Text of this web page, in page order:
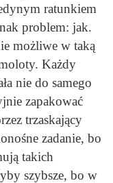
ratunkiem
problem: jak.
możliwe w taką
Każdy
nie do samego
zapakować
trzaskający
zadanie, bo
takich
szybsze, bo w